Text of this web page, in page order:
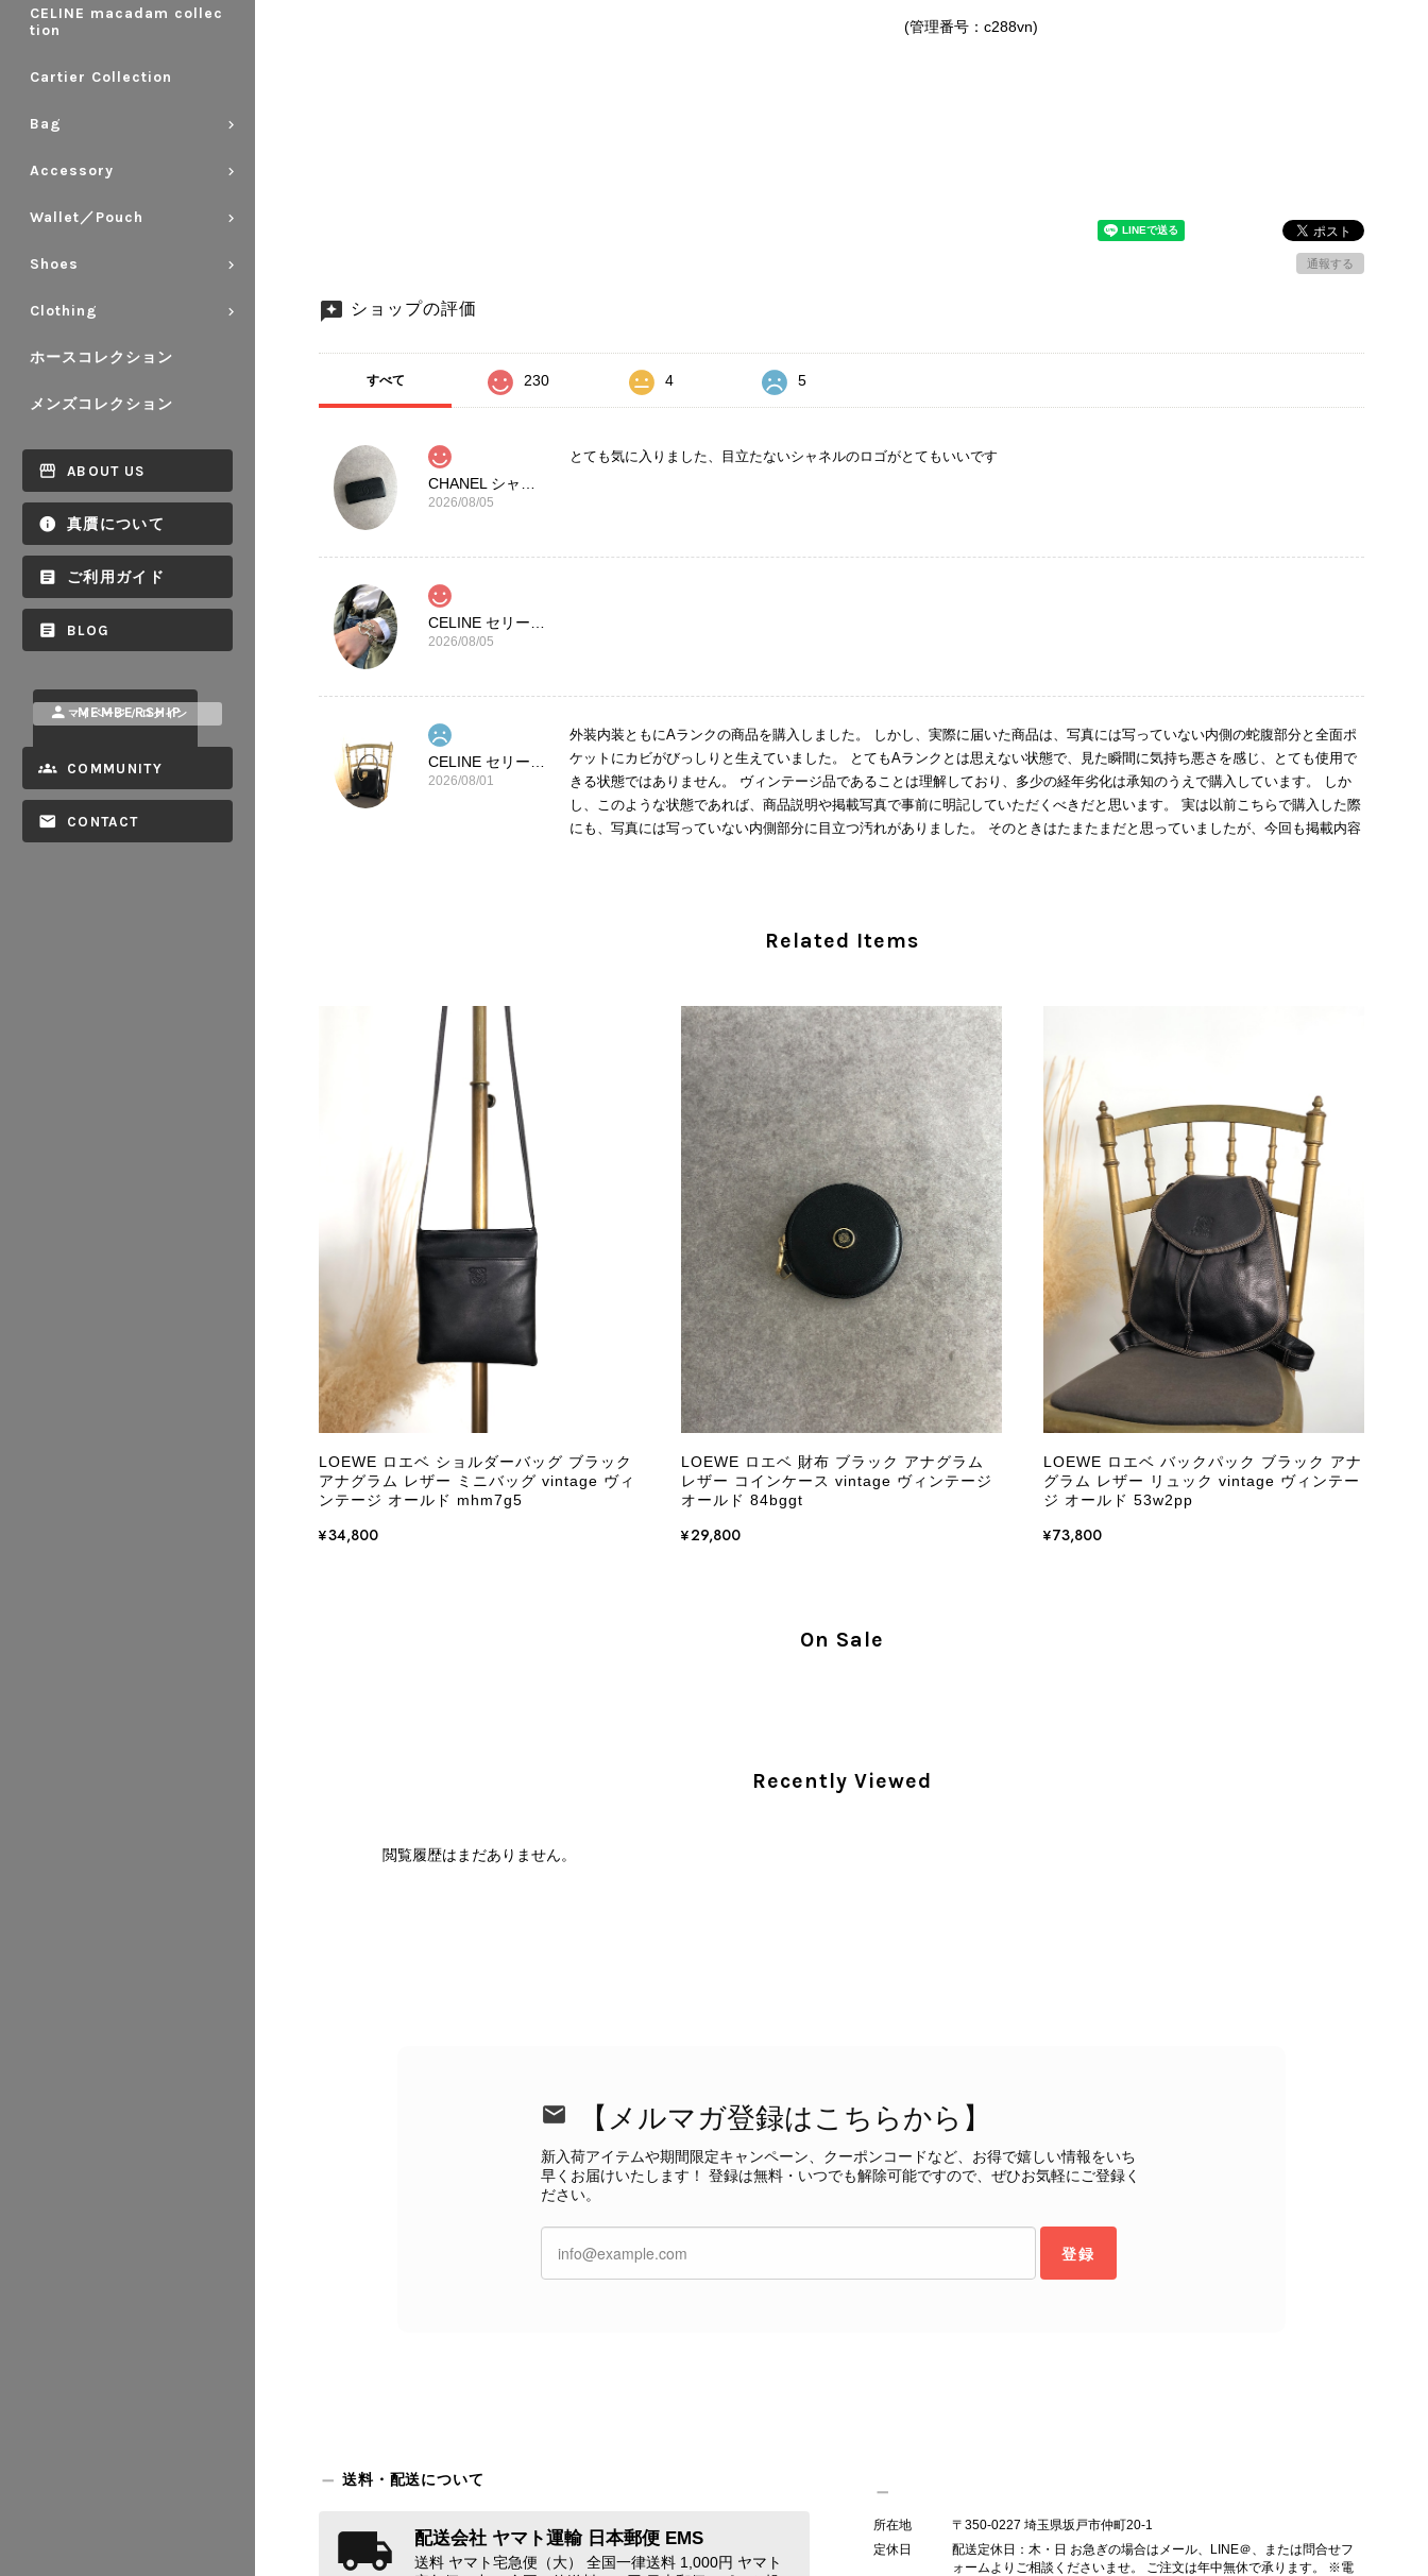
CELINE macadam collec
tion
Cartier Collection
Bag
Accessory
Wallet／Pouch
Shoes
Clothing
ホースコレクション
メンズコレクション
ABOUT US
真贋について
ご利用ガイド
BLOG
MEMBERSHIP
マイページ / ログイン
COMMUNITY
CONTACT
(管理番号：c288vn)
通報する
ショップの評価
すべて 230 4 5
2026/08/05
とても気に入りました、目立たないシャネルのロゴがとてもいいです
2026/08/05
2026/08/01
外装内装ともにAランクの商品を購入しました。 しかし、実際に届いた商品は、写真には写っていない内側の蛇腹部分と全面ポ
ケットにカビがびっしりと生えていました。 とてもAランクとは思えない状態で、見た瞬間に気持ち悪さを感じ、とても使用で
きる状態ではありません。 ヴィンテージ品であることは理解しており、多少の経年劣化は承知のうえで購入しています。 しか
し、このような状態であれば、商品説明や掲載写真で事前に明記していただくべきだと思います。 実は以前こちらで購入した際
にも、写真には写っていない内側部分に目立つ汚れがありました。 そのときはたまたまだと思っていましたが、今回も掲載内容
回の商品につきましては、当店よりご連絡のうえ、返品・返金を含め、責任をもって対応してまいります。
バッグは、外装と内装をそれぞれ確認し、個別にランクを表示しております。これは、外観の印象だけで商品
の状態全体を判断しないためです。また、確認できた汚れやダメージは、写真や商品説明に反映しておりま
す。 ご不快な思いをされた中で、率直なご意見をお寄せいただきましたことに感謝申し上げます。今回のご
指摘を重く受け止め、まずは商品の状態を丁寧に確認させていただきます。 掲載内容では分からない状態が
確認された場合には、当店の検品時の見落としとして真摯に受け止め、検品方法と状態の伝え方を改めて見直
し、全スタッフで共有してまいります。 オンラインでも安心して商品をお選びいただけるよう、より正確な
状態確認とご案内に努めてまいります。
商品が直ぐに届きました。思った以上に素敵なお品でした。またご縁が有りましたら宜しくお願い致します。
この度はご購入いただき、そして素敵なレビューをありがとうございます。 商品を無事にお受け取りいただ
き、また迅速にお届けできたとのこと、大変安心いたしました！ さらに、「思った以上に素敵なお品でし
た」とのお言葉をいただき、スタッフ一同とても嬉しく、何よりの励みになります。 ぜひこちらの商品を末
永くご愛用いただけましたら幸いです。 また気になる商品やご不明な点などございましたら、いつでもお気
軽にご相談ください。 またご縁がございましたら、ぜひよろしくお願いいたします。 VintageShop solo
この度も当店をご利用いただき、そして心温まるレビューをお寄せいただき、誠にありがとうございます。
て見つけたカラーとデザイン」とのお言葉や、ヴィンテージならではの魅力をお気に召していただけたこと、
ご紹介できるよう努めてまいりますので、またお気に入りの一点との出会いがございましたら嬉しく思いま
す。 またご縁がございましたら、ぜひよろしくお願いいたします。 VintageShop solo
Christian Dior クリスチャン ディオール ショルダーバッグ ブラック ロゴ チャーム レザー ミニバッグ vintage ヴィンテージ オールド gpxtra
2026/07/07
発送が早く、商品も画像と一致しており満足です。 素敵なバッグを購入させていただき、ありがとうございました。
Related Items
LOEWE ロエベ ショルダーバッグ ブラック
アナグラム レザー ミニバッグ vintage ヴィ
ンテージ オールド mhm7g5
¥34,800
LOEWE ロエベ 財布 ブラック アナグラム
レザー コインケース vintage ヴィンテージ
オールド 84bggt
¥29,800
LOEWE ロエベ バックパック ブラック アナ
グラム レザー リュック vintage ヴィンテー
ジ オールド 53w2pp
¥73,800
On Sale
Recently Viewed
閲覧履歴はまだありません。
【メルマガ登録はこちらから】
新入荷アイテムや期間限定キャンペーン、クーポンコードなど、お得で嬉しい情報をいち
早くお届けいたします！ 登録は無料・いつでも解除可能ですので、ぜひお気軽にご登録く
ださい。
登録
送料・配送について
配送会社 ヤマト運輸 日本郵便 EMS
送料 ヤマト宅急便（大） 全国一律送料 1,000円 ヤマト
所在地
〒350-0227 埼玉県坂戸市仲町20-1
定休日
配送定休日：木・日 お急ぎの場合はメール、LINE＠、または問合せフ
ォームよりご相談くださいませ。 ご注文は年中無休で承ります。 ※電